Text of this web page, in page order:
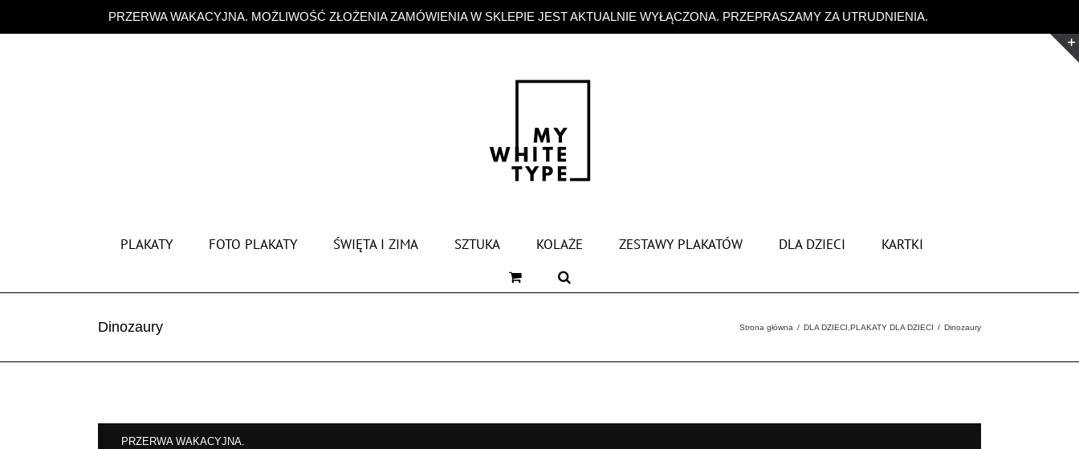
PRZERWA WAKACYJNA. MOŻLIWOŚĆ ZŁOŻENIA ZAMÓWIENIA W SKLEPIE JEST AKTUALNIE WYŁĄCZONA. PRZEPRASZAMY ZA UTRUDNIENIA.
zawartości
PLAKATY FOTO PLAKATY ŚWIĘTA I ZIMA SZTUKA KOLAŻE ZESTAWY PLAKATÓW DLA DZIECI KARTKI
Dinozaury Strona główna DLA DZIECI PLAKATY DLA DZIECI Dinozaury
PRZERWA WAKACYJNA.